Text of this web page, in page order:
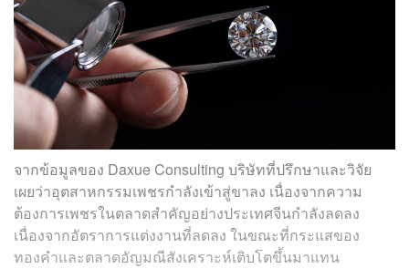
จากข้อมูลของ Daxue Consulting บริษัทที่ปรึกษาและวิจัย
เผยว่าอุตสาหกรรมเพชรกำลังเข้าสู่ขาลง เนื่องจากความ
ต้องการเพชรในตลาดสำคัญอย่างประเทศจีนกำลังลดลง
เนื่องจากอัตราการแต่งงานที่ลดลง ในขณะที่กระแสของ
ทองคำและตลาดอัญมณีสังเคราะห์เติบโตขึ้นมาแทน